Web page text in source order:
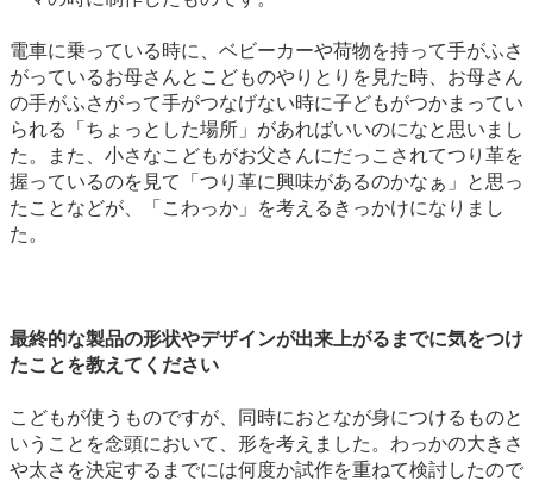
電車に乗っている時に、ベビーカーや荷物を持って手がふさ
がっているお母さんとこどものやりとりを見た時、お母さん
の手がふさがって手がつなげない時に子どもがつかまってい
られる「ちょっとした場所」があればいいのになと思いまし
た。また、小さなこどもがお父さんにだっこされてつり革を
握っているのを見て「つり革に興味があるのかなぁ」と思っ
たことなどが、「こわっか」を考えるきっかけになりまし
た。
最終的な製品の形状やデザインが出来上がるまでに気をつけ
たことを教えてください
こどもが使うものですが、同時におとなが身につけるものと
いうことを念頭において、形を考えました。わっかの大きさ
や太さを決定するまでには何度か試作を重ねて検討したので